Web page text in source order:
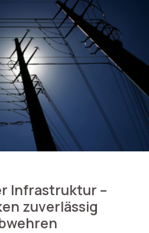
Infrastruktur –
zuverlässig